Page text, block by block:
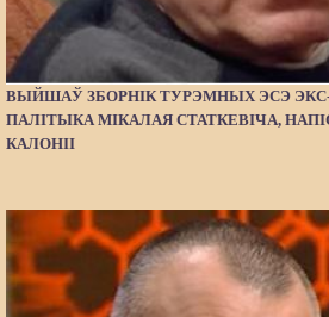
ВЫЙШАЎ ЗБОРНІК ТУРЭМНЫХ ЭСЭ
ПАЛІТЫКА МІКАЛАЯ СТАТКЕВІЧА,
КАЛОНІІ